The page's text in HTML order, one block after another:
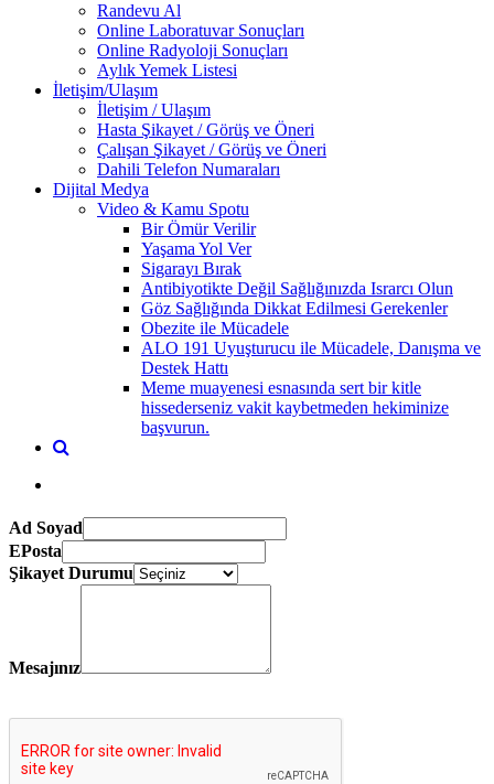
Randevu Al
Online Laboratuvar Sonuçları
Online Radyoloji Sonuçları
Aylık Yemek Listesi
İletişim/Ulaşım
İletişim / Ulaşım
Hasta Şikayet / Görüş ve Öneri
Çalışan Şikayet / Görüş ve Öneri
Dahili Telefon Numaraları
Dijital Medya
Video & Kamu Spotu
Bir Ömür Verilir
Yaşama Yol Ver
Sigarayı Bırak
Antibiyotikte Değil Sağlığınızda Israrcı Olun
Göz Sağlığında Dikkat Edilmesi Gerekenler
Obezite ile Mücadele
ALO 191 Uyuşturucu ile Mücadele, Danışma ve
Destek Hattı
Meme muayenesi esnasında sert bir kitle
hissederseniz vakit kaybetmeden hekiminize
başvurun.
Ad Soyad
EPosta
Şikayet Durumu
Mesajınız